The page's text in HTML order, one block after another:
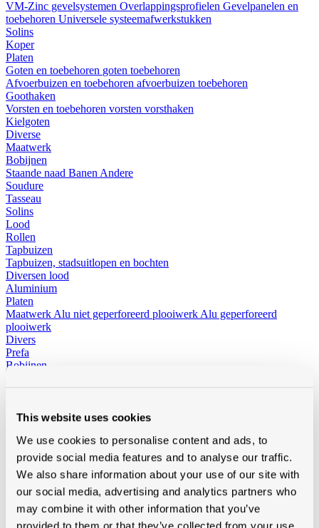
This website uses cookies
We use cookies to personalise content and ads, to
provide social media features and to analyse our traffic.
We also share information about your use of our site with
our social media, advertising and analytics partners who
may combine it with other information that you’ve
provided to them or that they’ve collected from your use
VM-Zinc gevelsystemen Overlappingsprofielen Gevelpanelen en
toebehoren Universele systeemafwerkstukken
Solins
Koper
Platen
Goten en toebehoren goten toebehoren
Afvoerbuizen en toebehoren afvoerbuizen toebehoren
Goothaken
Vorsten en toebehoren vorsten vorsthaken
Kielgoten
Diverse
Maatwerk
Bobijnen
Staande naad Banen Andere
Soudure
Tasseau
Solins
Lood
Rollen
Tapbuizen
Tapbuizen, stadsuitlopen en bochten
Diversen lood
Aluminium
Platen
Maatwerk Alu niet geperforeerd plooiwerk Alu geperforeerd
plooiwerk
Divers
Prefa
Bobijnen
wol en dakelementen van topmerken als Recticel, Kingspan en
Usystem. Met technische ondersteuning op maat.
Toon alles van Isolatie
Loading...
Polystereen platen (XPS)
XPS Soprema